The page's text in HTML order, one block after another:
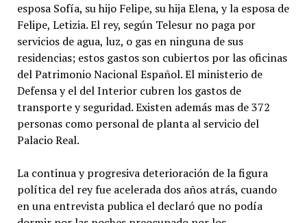
esposa Sofía, su hijo Felipe, su hija Elena, y la esposa de
Felipe, Letizia. El rey, según Telesur no paga por
servicios de agua, luz, o gas en ninguna de sus
residencias; estos gastos son cubiertos por las oficinas
del Patrimonio Nacional Español. El ministerio de
Defensa y el del Interior cubren los gastos de
transporte y seguridad. Existen además mas de 372
personas como personal de planta al servicio del
Palacio Real.
La continua y progresiva deterioración de la figura
política del rey fue acelerada dos años atrás, cuando
en una entrevista publica el declaró que no podía